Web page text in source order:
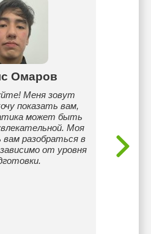
Омаров
Меня зовут
показать вам,
может быть
Моя
вам разобраться в
от уровня